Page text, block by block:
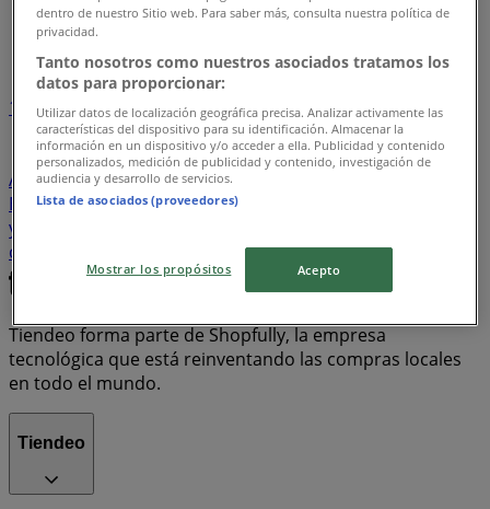
Índice de ofertas
1
Supermercados y Alimentación
Ropa, Zapatos y
Accesorios
Computación y Electrónica
Belleza
Ferretería y Construcción
y Servicios
cerámica piso
notebook
Tiendeo forma parte de Shopfully, la empresa
tecnológica que está reinventando las compras locales
en todo el mundo.
Tiendeo
dentro de nuestro Sitio web. Para saber más, consulta nuestra política de
privacidad.
Tanto nosotros como nuestros asociados tratamos los
datos para proporcionar:
Utilizar datos de localización geográfica precisa. Analizar activamente las
características del dispositivo para su identificación. Almacenar la
información en un dispositivo y/o acceder a ella. Publicidad y contenido
personalizados, medición de publicidad y contenido, investigación de
audiencia y desarrollo de servicios.
Lista de asociados (proveedores)
Mostrar los propósitos Acepto